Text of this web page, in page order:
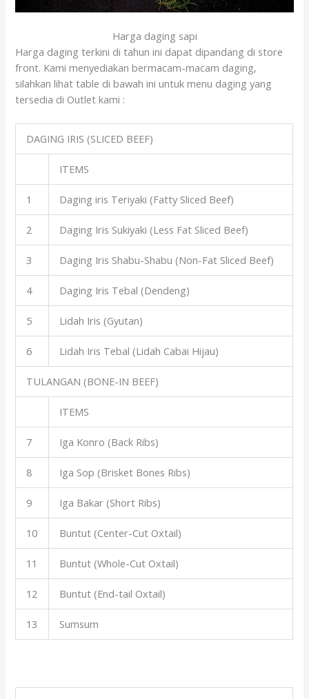
Harga daging sapi
Harga daging terkini di tahun ini dapat dipandang di store
front. Kami menyediakan bermacam-macam daging,
silahkan lihat table di bawah ini untuk menu daging yang
tersedia di Outlet kami :
DAGING IRIS (SLICED BEEF)
ITEMS
1 Daging iris Teriyaki (Fatty Sliced Beef)
2 Daging Iris Sukiyaki (Less Fat Sliced Beef)
3 Daging Iris Shabu-Shabu (Non-Fat Sliced Beef)
4 Daging Iris Tebal (Dendeng)
5 Lidah Iris (Gyutan)
6 Lidah Iris Tebal (Lidah Cabai Hijau)
TULANGAN (BONE-IN BEEF)
ITEMS
7 Iga Konro (Back Ribs)
8 Iga Sop (Brisket Bones Ribs)
9 Iga Bakar (Short Ribs)
10 Buntut (Center-Cut Oxtail)
11 Buntut (Whole-Cut Oxtail)
12 Buntut (End-tail Oxtail)
13 Sumsum